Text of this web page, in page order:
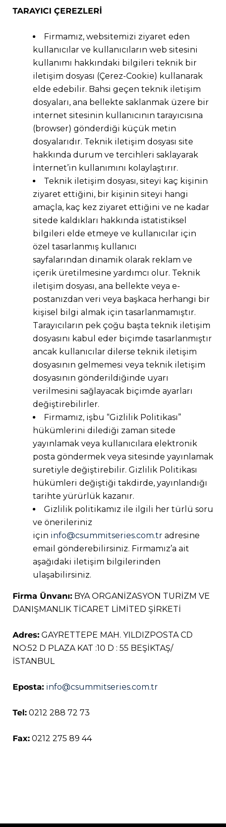
TARAYICI ÇEREZLERİ
Firmamız, websitemizi ziyaret eden
kullanıcılar ve kullanıcıların web sitesini
kullanımı hakkındaki bilgileri teknik bir
iletişim dosyası (Çerez-Cookie) kullanarak
elde edebilir. Bahsi geçen teknik iletişim
dosyaları, ana bellekte saklanmak üzere bir
internet sitesinin kullanıcının tarayıcısına
(browser) gönderdiği küçük metin
dosyalarıdır. Teknik iletişim dosyası site
hakkında durum ve tercihleri saklayarak
İnternet’in kullanımını kolaylaştırır.
Teknik iletişim dosyası, siteyi kaç kişinin
ziyaret ettiğini, bir kişinin siteyi hangi
amaçla, kaç kez ziyaret ettiğini ve ne kadar
sitede kaldıkları hakkında istatistiksel
bilgileri elde etmeye ve kullanıcılar için
özel tasarlanmış kullanıcı
sayfalarından dinamik olarak reklam ve
içerik üretilmesine yardımcı olur. Teknik
iletişim dosyası, ana bellekte veya e-
postanızdan veri veya başkaca herhangi bir
kişisel bilgi almak için tasarlanmamıştır.
Tarayıcıların pek çoğu başta teknik iletişim
dosyasını kabul eder biçimde tasarlanmıştır
ancak kullanıcılar dilerse teknik iletişim
dosyasının gelmemesi veya teknik iletişim
dosyasının gönderildiğinde uyarı
verilmesini sağlayacak biçimde ayarları
değiştirebilirler.
Firmamız, işbu “Gizlilik Politikası”
hükümlerini dilediği zaman sitede
yayınlamak veya kullanıcılara elektronik
posta göndermek veya sitesinde yayınlamak
suretiyle değiştirebilir. Gizlilik Politikası
hükümleri değiştiği takdirde, yayınlandığı
tarihte yürürlük kazanır.
Gizlilik politikamız ile ilgili her türlü soru
ve önerileriniz
için info@csummitseries.com.tr adresine
email gönderebilirsiniz. Firmamız’a ait
aşağıdaki iletişim bilgilerinden
ulaşabilirsiniz.
Firma Ünvanı: BYA ORGANİZASYON TURİZM VE
DANIŞMANLIK TİCARET LİMİTED ŞİRKETİ
Adres: GAYRETTEPE MAH. YILDIZPOSTA CD
NO:52 D PLAZA KAT :10 D : 55 BEŞİKTAŞ/
İSTANBUL
Eposta: info@csummitseries.com.tr
Tel: 0212 288 72 73
Fax: 0212 275 89 44